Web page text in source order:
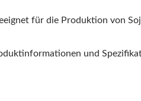
für die Produktion von
und